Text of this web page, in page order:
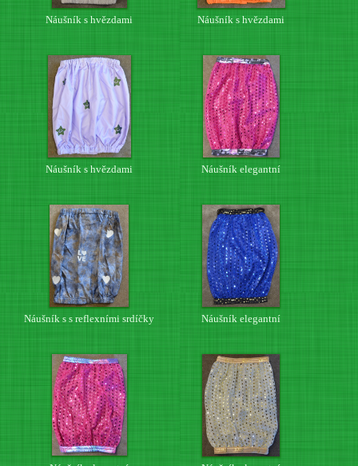
Náušník s hvězdami Náušník s hvězdami
Náušník s hvězdami Náušník elegantní
Náušník s s reflexními srdíčky Náušník elegantní